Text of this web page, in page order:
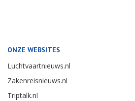
ONZE WEBSITES
Luchtvaartnieuws.nl
Zakenreisnieuws.nl
Triptalk.nl